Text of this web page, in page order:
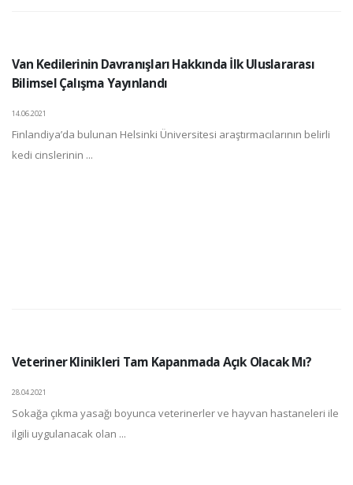
Van Kedilerinin Davranışları Hakkında İlk Uluslararası
Bilimsel Çalışma Yayınlandı
14.06.2021
Finlandiya’da bulunan Helsinki Üniversitesi araştırmacılarının belirli
kedi cinslerinin ...
Veteriner Klinikleri Tam Kapanmada Açık Olacak Mı?
28.04.2021
Sokağa çıkma yasağı boyunca veterinerler ve hayvan hastaneleri ile
ilgili uygulanacak olan ...